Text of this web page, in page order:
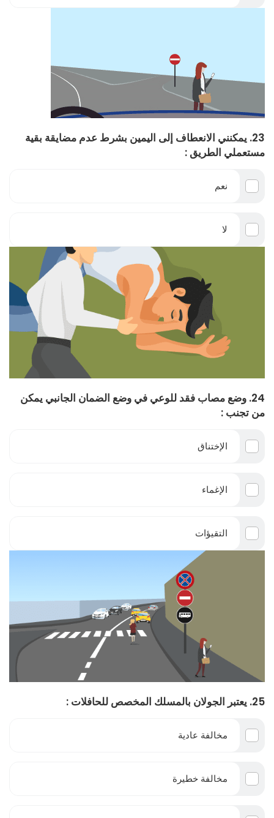
23. يمكنني الانعطاف إلى اليمين بشرط عدم مضايقة بقية
مستعملي الطريق :
نعم
لا
24. وضع مصاب فقد للوعي في وضع الضمان الجانبي يمكن
من تجنب :
الإختناق
الإغماء
التقيؤات
25. يعتبر الجولان بالمسلك المخصص للحافلات :
مخالفة عادية
مخالفة خطيرة